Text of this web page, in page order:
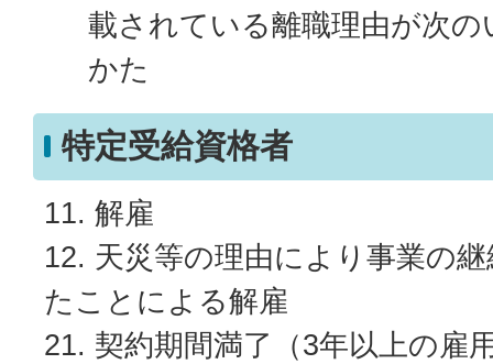
載されている離職理由が次
かた
特定受給資格者
11. 解雇
12. 天災等の理由により事業の
たことによる解雇
21. 契約期間満了（3年以上の雇